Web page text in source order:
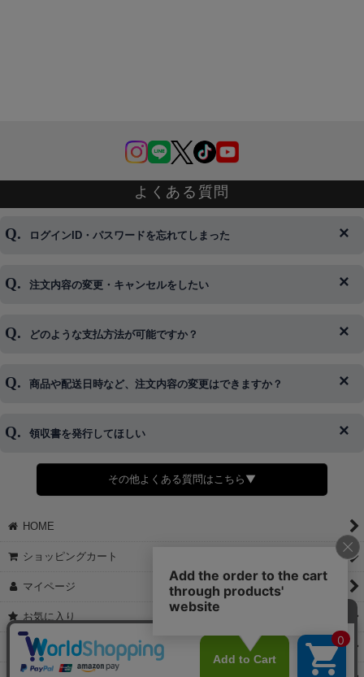
よくある質問
ログインID・パスワードを忘れてしまった
◆下記ページより、ログインIDの変更が可能です。
注文内容の変更・キャンセルをしたい
◆即日発送を行なっている関係上、午後以降のご連絡やキャンセル
※発送後、発送準備が完了しお手続きが間に合わない場合は変更、
どのような支払方法が可能ですか？
◆代金引換・クレジットカード・携帯キャリア決済・おねだり決
＞詳細は画像をタップ＜
商品や配送日時など、注文内容の変更はできますか？
◆商品発送前の変更は承っております。
さい。
領収書を発行してほしい
◆領収書はご希望頂いた場合のみ発行しております。
【これからご注文する場合】
STEP2「お届け先・お支払い」ページにて備考欄に下記の記載をお
願いします。
②宛名（空欄は上様は不可）
③但し書き（空欄やお品代は不可）
【すでにご注文が完了している場合】
①お電話・メール・LINEにて領収書希望の連絡をお願い致します
②後日、郵送にて領収書を送らせて頂きます。
その他よくある質問はこちら▼
HOME
ショッピングカート
マイページ
お気に入り
特定商取引法表示